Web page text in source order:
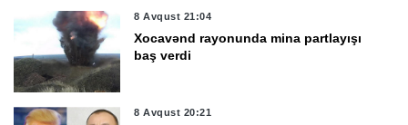
8 Avqust 21:04
Xocavənd rayonunda mina partlayışı
baş verdi
8 Avqust 20:21